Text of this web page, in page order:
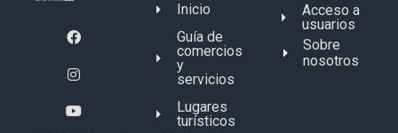
Inicio
Guía de
comercios
y
servicios
Lugares
turísticos
Acceso a
usuarios
Sobre
nosotros